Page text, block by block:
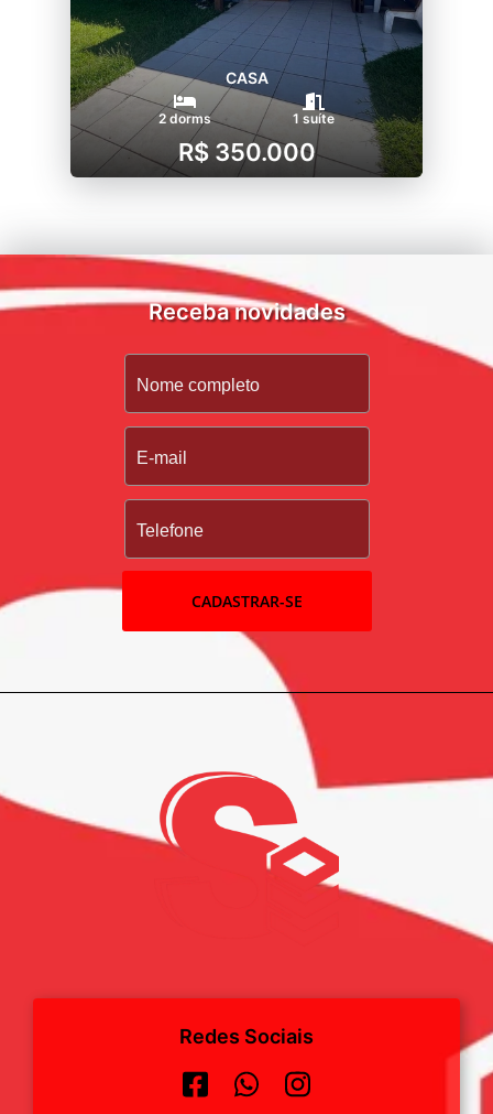
CASA
2 dorms 1 suíte
R$ 350.000
Receba novidades
CADASTRAR-SE
Redes Sociais